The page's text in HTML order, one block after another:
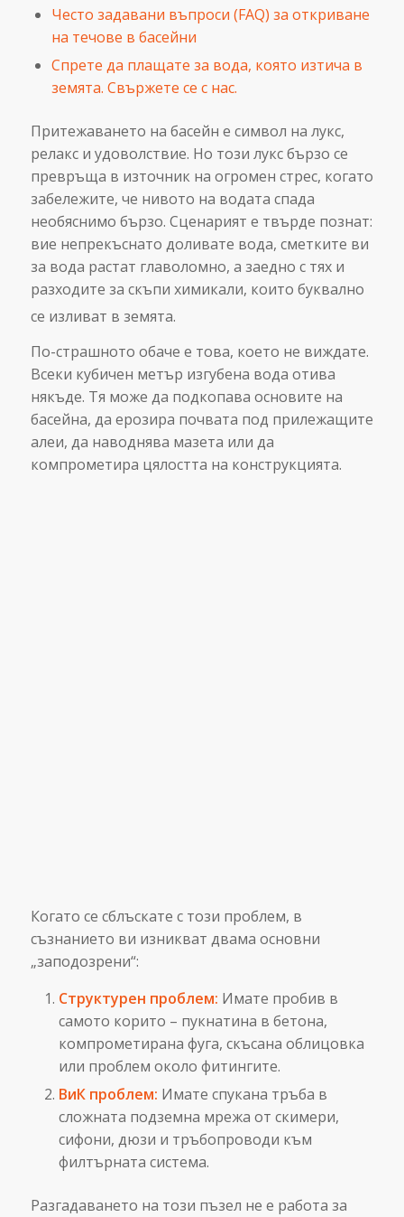
Често задавани въпроси (FAQ) за откриване
на течове в басейни
Спрете да плащате за вода, която изтича в
земята. Свържете се с нас.
Притежаването на басейн е символ на лукс,
релакс и удоволствие. Но този лукс бързо се
превръща в източник на огромен стрес, когато
забележите, че нивото на водата спада
необяснимо бързо. Сценарият е твърде познат:
вие непрекъснато доливате вода, сметките ви
за вода растат главоломно, а заедно с тях и
разходите за скъпи химикали, които буквално
се изливат в земята.
По-страшното обаче е това, което не виждате.
Всеки кубичен метър изгубена вода отива
някъде. Тя може да подкопава основите на
басейна, да ерозира почвата под прилежащите
алеи, да наводнява мазета или да
компрометира цялостта на конструкцията.
Когато се сблъскате с този проблем, в
съзнанието ви изникват двама основни
„заподозрени“:
Структурен проблем: Имате пробив в
самото корито – пукнатина в бетона,
компрометирана фуга, скъсана облицовка
или проблем около фитингите.
ВиК проблем: Имате спукана тръба в
сложната подземна мрежа от скимери,
сифони, дюзи и тръбопроводи към
филтърната система.
Разгадаването на този пъзел не е работа за